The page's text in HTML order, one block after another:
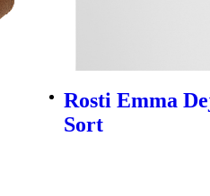
Rosti Emma
Sort